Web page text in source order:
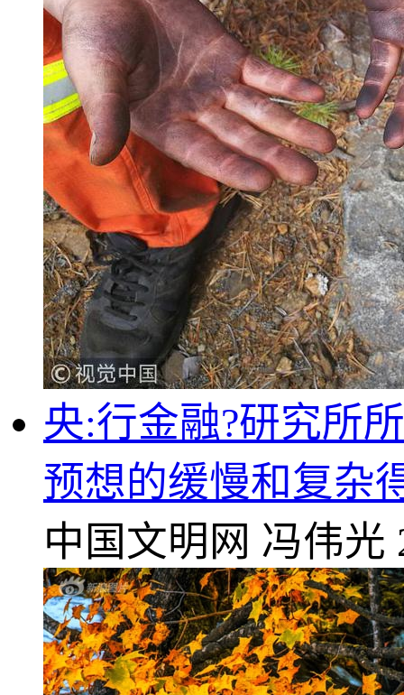
央:行金融?研究所
预想的缓慢和复杂
中国文明网 冯伟光